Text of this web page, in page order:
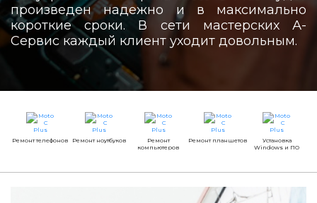
произведен надежно и в максимально
короткие сроки. В сети мастерских А-
Сервис каждый клиент уходит довольным.
Ремонт телефонов Ремонт ноутбуков
Ремонт
компьютеров
Ремонт планшетов
Установка
Windows и ПО